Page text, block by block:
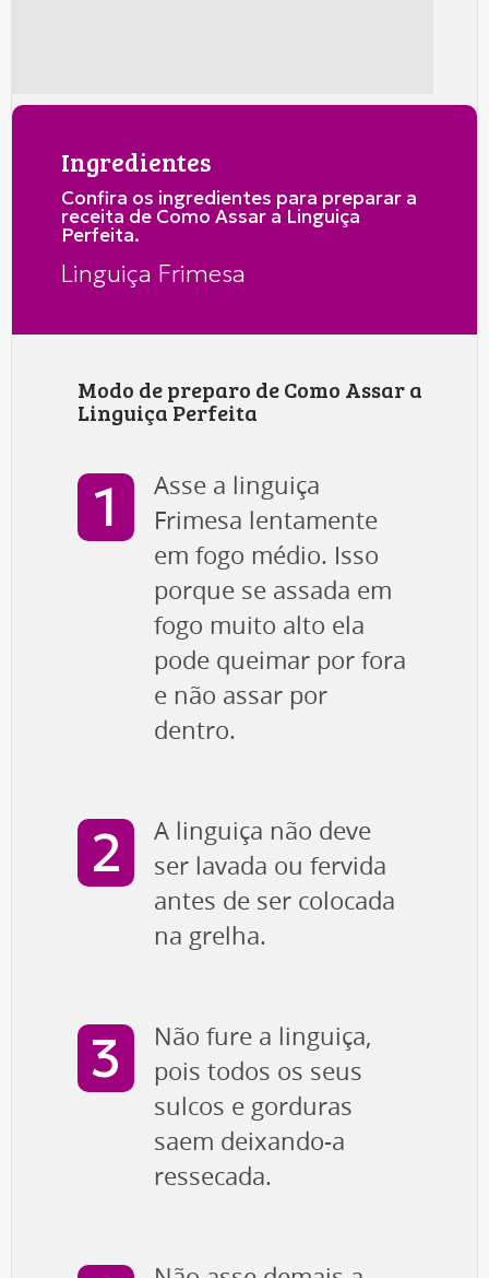
Ingredientes
Confira os ingredientes para preparar a
receita de Como Assar a Linguiça
Perfeita.
Linguiça Frimesa
Modo de preparo de Como Assar a
Linguiça Perfeita
Asse a linguiça
Frimesa lentamente
em fogo médio. Isso
porque se assada em
fogo muito alto ela
pode queimar por fora
e não assar por
dentro.
A linguiça não deve
ser lavada ou fervida
antes de ser colocada
na grelha.
Não fure a linguiça,
pois todos os seus
sulcos e gorduras
saem deixando-a
ressecada.